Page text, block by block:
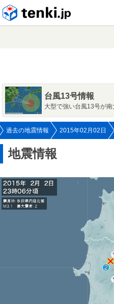
台風13号情報
大型で強い台風13号が
過去の地震情報 2015年02月02日
地震情報